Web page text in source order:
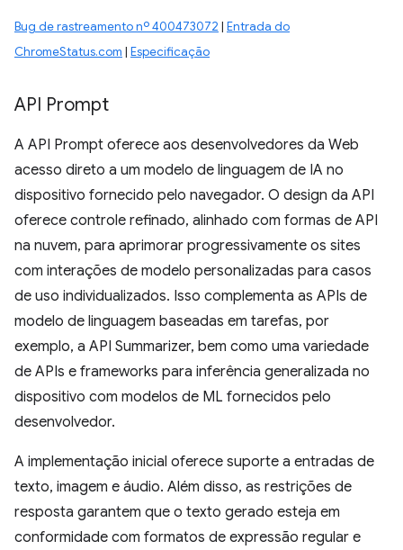
Bug de rastreamento nº 400473072 | Entrada do
ChromeStatus.com | Especificação
API Prompt
A API Prompt oferece aos desenvolvedores da Web
acesso direto a um modelo de linguagem de IA no
dispositivo fornecido pelo navegador. O design da API
oferece controle refinado, alinhado com formas de API
na nuvem, para aprimorar progressivamente os sites
com interações de modelo personalizadas para casos
de uso individualizados. Isso complementa as APIs de
modelo de linguagem baseadas em tarefas, por
exemplo, a API Summarizer, bem como uma variedade
de APIs e frameworks para inferência generalizada no
dispositivo com modelos de ML fornecidos pelo
desenvolvedor.
A implementação inicial oferece suporte a entradas de
texto, imagem e áudio. Além disso, as restrições de
resposta garantem que o texto gerado esteja em
conformidade com formatos de expressão regular e